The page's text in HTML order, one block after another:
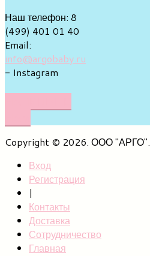
Наш телефон: 8
(499) 401 01 40
Email:
info@argobaby.ru
- Instagram
Copyright © 2026. ООО "АРГО".
Вход
Регистрация
|
Контакты
Доставка
Сотрудничество
Главная